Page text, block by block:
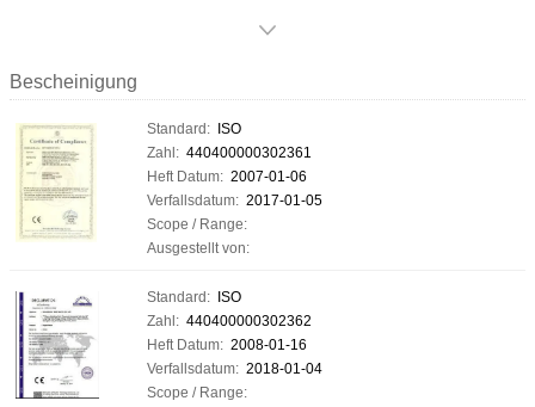
Bescheinigung
Standard: ISO
Zahl: 440400000302361
Heft Datum: 2007-01-06
Verfallsdatum: 2017-01-05
Scope / Range:
Ausgestellt von:
Standard: ISO
Zahl: 440400000302362
Heft Datum: 2008-01-16
Verfallsdatum: 2018-01-04
Scope / Range: